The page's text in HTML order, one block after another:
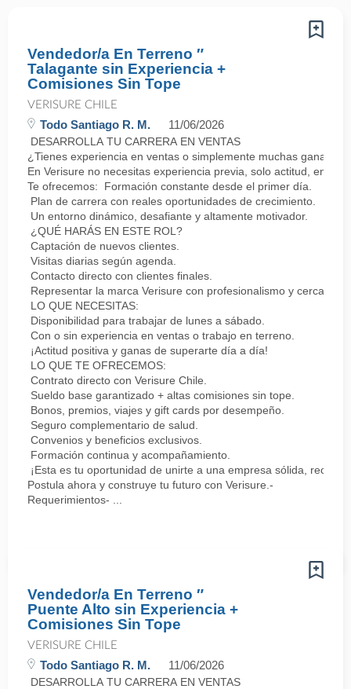
Vendedor/a En Terreno ″
Talagante sin Experiencia +
Comisiones Sin Tope
VERISURE CHILE
Todo Santiago R. M. 11/06/2026
DESARROLLA TU CARRERA EN VENTAS
¿Tienes experiencia en ventas o simplemente muchas ganas
En Verisure no necesitas experiencia previa, solo actitud,
Te ofrecemos: Formación constante desde el primer día.
Plan de carrera con reales oportunidades de crecimiento.
Un entorno dinámico, desafiante y altamente motivador.
¿QUÉ HARÁS EN ESTE ROL?
Captación de nuevos clientes.
Visitas diarias según agenda.
Contacto directo con clientes finales.
Representar la marca Verisure con profesionalismo y cercanía.
LO QUE NECESITAS:
Disponibilidad para trabajar de lunes a sábado.
Con o sin experiencia en ventas o trabajo en terreno.
¡Actitud positiva y ganas de superarte día a día!
LO QUE TE OFRECEMOS:
Contrato directo con Verisure Chile.
Sueldo base garantizado + altas comisiones sin tope.
Bonos, premios, viajes y gift cards por desempeño.
Seguro complementario de salud.
Convenios y beneficios exclusivos.
Formación continua y acompañamiento.
¡Esta es tu oportunidad de unirte a una empresa sólida,
Postula ahora y construye tu futuro con Verisure.-
Requerimientos- ...
Vendedor/a En Terreno ″
Puente Alto sin Experiencia +
Comisiones Sin Tope
VERISURE CHILE
Todo Santiago R. M. 11/06/2026
DESARROLLA TU CARRERA EN VENTAS